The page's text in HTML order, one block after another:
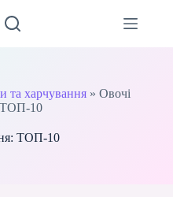
та харчування» Овочі
ТОП-10
ТОП-10